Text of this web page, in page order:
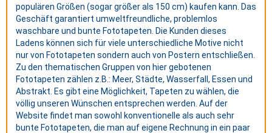
populären Größen (sogar größer als 150 cm) kaufen kann. Das
Geschäft garantiert umweltfreundliche, problemlos
waschbare und bunte Fototapeten. Die Kunden dieses
Ladens können sich für viele unterschiedliche Motive nicht
nur von Fototapeten sondern auch von Postern entschließen.
Zu den thematischen Gruppen von hier gebotenen
Fototapeten zählen z.B.: Meer, Städte, Wasserfall, Essen und
Abstrakt. Es gibt eine Möglichkeit, Tapeten zu wählen, die
völlig unseren Wünschen entsprechen werden. Auf der
Website findet man sowohl konventionelle als auch sehr
bunte Fototapeten, die man auf eigene Rechnung in ein paar